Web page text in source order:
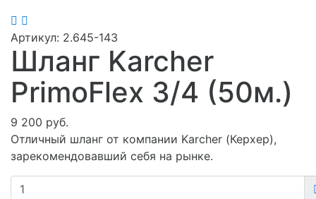
Артикул: 2.645-143
Шланг Karcher
PrimoFlex 3/4 (50м.)
9 200 руб.
Отличный шланг от компании Karcher (Керхер),
зарекомендовавший себя на рынке.